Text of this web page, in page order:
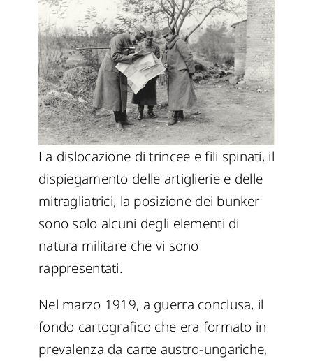
La dislocazione di trincee e fili spinati, il
dispiegamento delle artiglierie e delle
mitragliatrici, la posizione dei bunker
sono solo alcuni degli elementi di
natura militare che vi sono
rappresentati.
Nel marzo 1919, a guerra conclusa, il
fondo cartografico che era formato in
prevalenza da carte austro-ungariche,